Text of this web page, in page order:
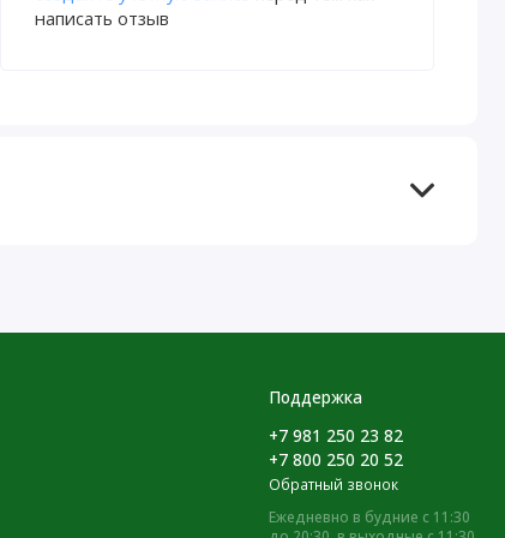
написать отзыв
Поддержка
+7 981 250 23 82
+7 800 250 20 52
Обратный звонок
Ежедневно в будние с 11:30